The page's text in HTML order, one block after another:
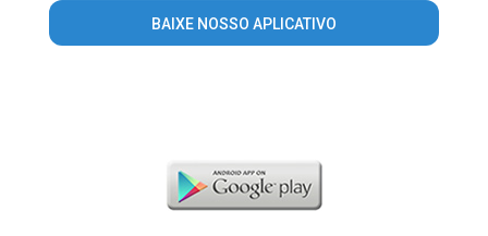
BAIXE NOSSO APLICATIVO